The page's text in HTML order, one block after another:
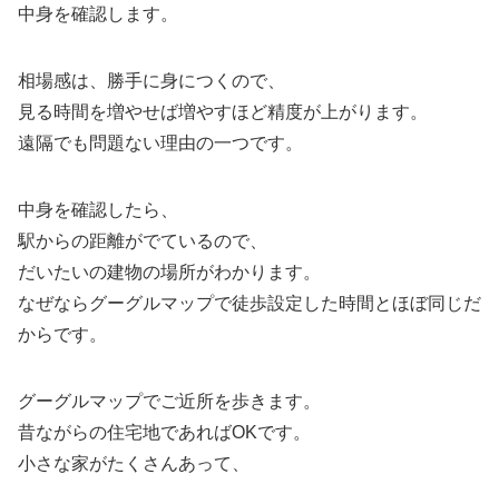
中身を確認します。
相場感は、勝手に身につくので、
見る時間を増やせば増やすほど精度が上がります。
遠隔でも問題ない理由の一つです。
中身を確認したら、
駅からの距離がでているので、
だいたいの建物の場所がわかります。
なぜならグーグルマップで徒歩設定した時間とほぼ同じだ
からです。
グーグルマップでご近所を歩きます。
昔ながらの住宅地であればOKです。
小さな家がたくさんあって、